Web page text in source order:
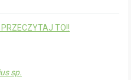
TO!!
sp.